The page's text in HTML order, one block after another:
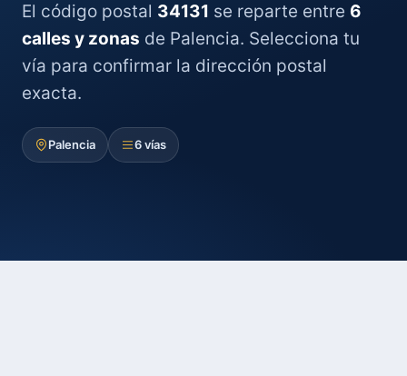
El código postal 34131 se reparte entre 6
calles y zonas de Palencia. Selecciona tu
vía para confirmar la dirección postal
exacta.
Palencia 6 vías